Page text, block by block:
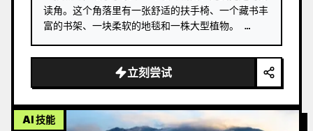
读角。这个角落里有一张舒适的扶手椅、一个藏书丰
富的书架、一块柔软的地毯和一株大型植物。 …
立刻尝试
AI 技能